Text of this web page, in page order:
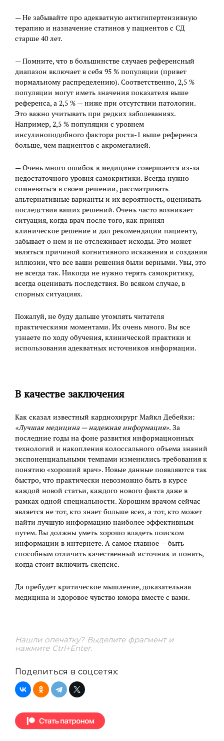
— Не забывайте про адекватную антигипертензивную
терапию и назначение статинов у пациентов с СД
старше 40 лет.
— Помните, что в большинстве случаев референсный
диапазон включает в себя 95 % популяции (привет
нормальному распределению). Соответственно, 2,5 %
популяции могут иметь значения показателя выше
референса, а 2,5 % — ниже при отсутствии патологии.
Это важно учитывать при редких заболеваниях.
Например, 2,5 % популяции с уровнем
инсулиноподобного фактора роста-1 выше референса
больше, чем пациентов с акромегалией.
— Очень много ошибок в медицине совершается из-за
недостаточного уровня самокритики. Всегда нужно
сомневаться в своем решении, рассматривать
альтернативные варианты и их вероятность, оценивать
последствия ваших решений. Очень часто возникает
ситуация, когда врач после того, как принял
клиническое решение и дал рекомендации пациенту,
забывает о нем и не отслеживает исходы. Это может
являться причиной когнитивного искажения и создания
иллюзии, что все ваши решения были верными. Увы, это
не всегда так. Никогда не нужно терять самокритику,
всегда оценивать последствия. Во всяком случае, в
спорных ситуациях.
Пожалуй, не буду дальше утомлять читателя
практическими моментами. Их очень много. Вы все
узнаете по ходу обучения, клинической практики и
использования адекватных источников информации.
В качестве заключения
Как сказал известный кардиохирург Майкл Дебейки:
«Лучшая медицина — надежная информация». За
последние годы на фоне развития информационных
технологий и накопления колоссального объема знаний
экспоненциальными темпами изменились требования к
понятию «хороший врач». Новые данные появляются так
быстро, что практически невозможно быть в курсе
каждой новой статьи, каждого нового факта даже в
рамках одной специальности. Хорошим врачом сейчас
является не тот, кто знает больше всех, а тот, кто может
найти лучшую информацию наиболее эффективным
путем. Вы должны уметь хорошо владеть поиском
информации в интернете. А самое главное — быть
способным отличить качественный источник и понять,
когда стоит включить скепсис.
Да пребудет критическое мышление, доказательная
медицина и здоровое чувство юмора вместе с вами.
Нашли опечатку? Выделите фрагмент и
нажмите Ctrl+Enter.
Поделиться в соцсетях: